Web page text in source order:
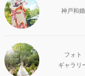
神戸和婚
フォト
ギャラリ